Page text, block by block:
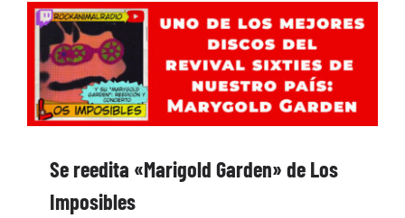
Se reedita «Marigold Garden» de Los
Imposibles